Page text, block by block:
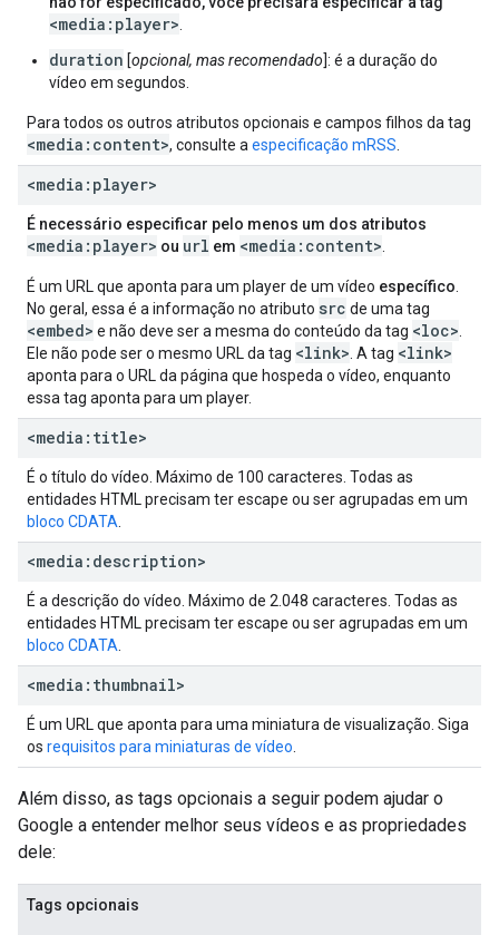
<media:player>
duration [opcional, mas recomendado]: é a duração do
vídeo em segundos.
Para todos os outros atributos opcionais e campos filhos da tag
<media:content>, consulte a especificação mRSS
<media:player>
É necessário especificar pelo menos um dos atributos
<media:player> ou url em <media:content>
É um URL que aponta para um player de um vídeo específico
No geral, essa é a informação no atributo src de uma tag
<embed> e não deve ser a mesma do conteúdo da tag <loc>
Ele não pode ser o mesmo URL da tag <link> . A tag <link>
aponta para o URL da página que hospeda o vídeo, enquanto
essa tag aponta para um player.
<media:title>
É o título do vídeo. Máximo de 100 caracteres. Todas as
entidades HTML precisam ter escape ou ser agrupadas em um
bloco CDATA
<media:description>
É a descrição do vídeo. Máximo de 2.048 caracteres. Todas as
entidades HTML precisam ter escape ou ser agrupadas em um
bloco CDATA
<media:thumbnail>
É um URL que aponta para uma miniatura de visualização. Siga
os requisitos para miniaturas de vídeo
Além disso, as tags opcionais a seguir podem ajudar o
Google a entender melhor seus vídeos e as propriedades
dele:
Tags opcionais